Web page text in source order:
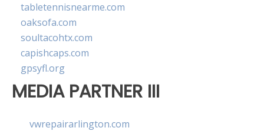
tabletennisnearme.com
oaksofa.com
soultacohtx.com
capishcaps.com
gpsyfl.org
MEDIA PARTNER III
vwrepairarlington.com